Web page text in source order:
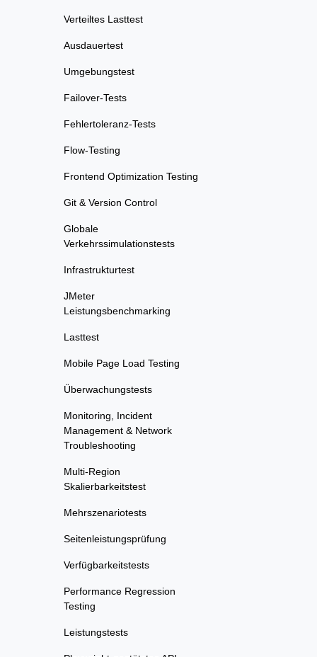
Verteiltes Lasttest
Ausdauertest
Umgebungstest
Failover-Tests
Fehlertoleranz-Tests
Flow-Testing
Frontend Optimization Testing
Git & Version Control
Globale
Verkehrssimulationstests
Infrastrukturtest
JMeter
Leistungsbenchmarking
Lasttest
Mobile Page Load Testing
Überwachungstests
Monitoring, Incident
Management & Network
Troubleshooting
Multi-Region
Skalierbarkeitstest
Mehrszenariotests
Seitenleistungsprüfung
Verfügbarkeitstests
Performance Regression
Testing
Leistungstests